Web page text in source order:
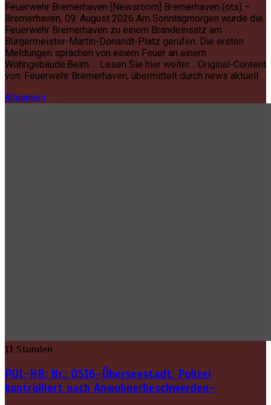
Feuerwehr Bremerhaven [Newsroom] Bremerhaven (ots) –
Bremerhaven, 09. August 2026 Am Sonntagmorgen wurde die
Feuerwehr Bremerhaven zu einem Brandeinsatz am
Bürgermeister-Martin-Donandt-Platz gerufen. Die ersten
Meldungen sprachen von einem Feuer an einem
Wohngebäude.Beim … Lesen Sie hier weiter… Original-Content
von: Feuerwehr Bremerhaven, übermittelt durch news aktuell
Allgemein
11 Stunden
POL-HB: Nr.: 0516–Überseestadt: Polizei
kontrolliert nach Anwohnerbeschwerden–